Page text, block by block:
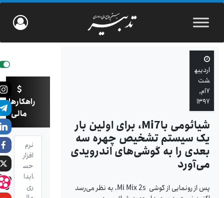
اردیبه
شت
۷ام,
۱۳۹۷
شیائومی باMi7، برای اولین بار
یک سیستم تشخیص چهره سه
بعدی را به گوشی‌های اندرویدی
می‌آورد
پس از رونمایی از گوشی Mi Mix 2s، به نظر می‌رسد
راهکارهای
مالی
نرم
افزار
حس
ابدا
ری